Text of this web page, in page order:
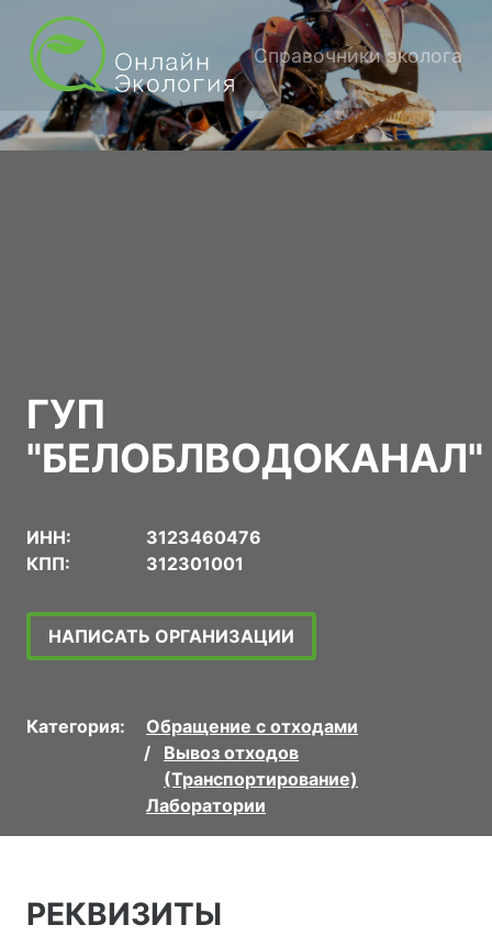
Справочники эколога
ГУП
"БЕЛОБЛВОДОКАНАЛ"
ИНН:
3123460476
КПП:
312301001
НАПИСАТЬ ОРГАНИЗАЦИИ
Категория:
Обращение с отходами
Вывоз отходов
(Транспортирование)
Лаборатории
РЕКВИЗИТЫ